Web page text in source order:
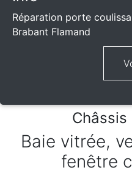
Réparation porte
Brabant Flamand
Baie vitrée,
fenêtre